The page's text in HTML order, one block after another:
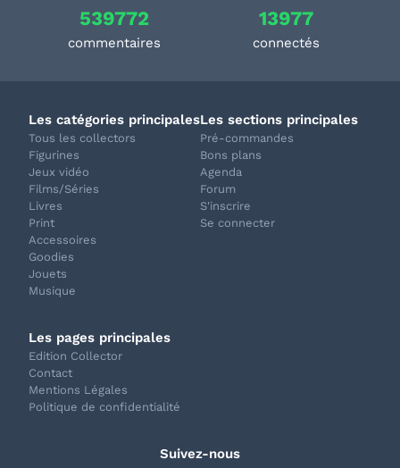
539772
commentaires
13977
connectés
Les catégories principales
Tous les collectors
Figurines
Jeux vidéo
Films/Séries
Livres
Print
Accessoires
Goodies
Jouets
Musique
Les sections principales
Pré-commandes
Bons plans
Agenda
Forum
S'inscrire
Se connecter
Les pages principales
Edition Collector
Contact
Mentions Légales
Politique de confidentialité
Suivez-nous